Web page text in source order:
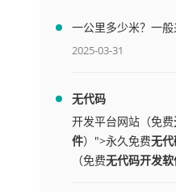
一公里多少米？一
1000米
2025-03-31
无代码
开发平台网站（免费
件）">永久免费无
（免费无代码开发